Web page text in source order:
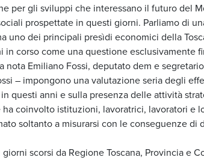
per gli sviluppi che interessano il futuro del
prospettate in questi giorni. Parliamo di
uno dei principali presìdi economici della
corso come una questione esclusivamente
Emiliano Fossi, deputato dem e
– impongono una valutazione seria degli
questi anni e sulla presenza delle attività
coinvolto istituzioni, lavoratrici, lavoratori e
soltanto a misurarsi con le conseguenze di
scorsi da Regione Toscana, Provincia e